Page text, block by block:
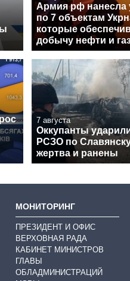
Армия рф нанесла
по 7 объектам
которые
добычу нефти и
7 августа
Оккупанты
РСЗО по
жертва и ранены
МОНИТОРИНГ
ПРЕЗИДЕНТ И ОФИС
ВЕРХОВНАЯ РАДА
КАБИНЕТ МИНИСТРОВ
ГЛАВЫ
ОБЛАДМИНИСТРАЦИЙ